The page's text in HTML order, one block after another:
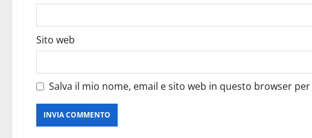
Sito web
Salva il mio nome, email e sito web in questo browser